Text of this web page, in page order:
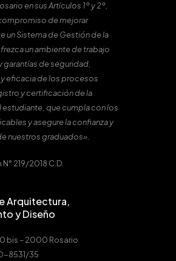
en sus Artículos 1º y 2º,
de mejorar
un Sistema de Gestión de la
un ambiente de trabajo
de seguridad,
eficacia de los procesos
y certificación de la
que cumpla con los
y asegure la confianza y
nuestros graduados».
219/2018 C.D.
Arquitectura,
y Diseño
bis – 2000 Rosario
8531/35